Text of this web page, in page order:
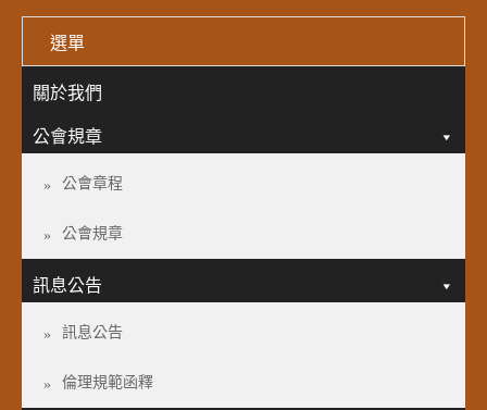
選單
關於我們
公會規章
公會章程
公會規章
訊息公告
訊息公告
倫理規範函釋